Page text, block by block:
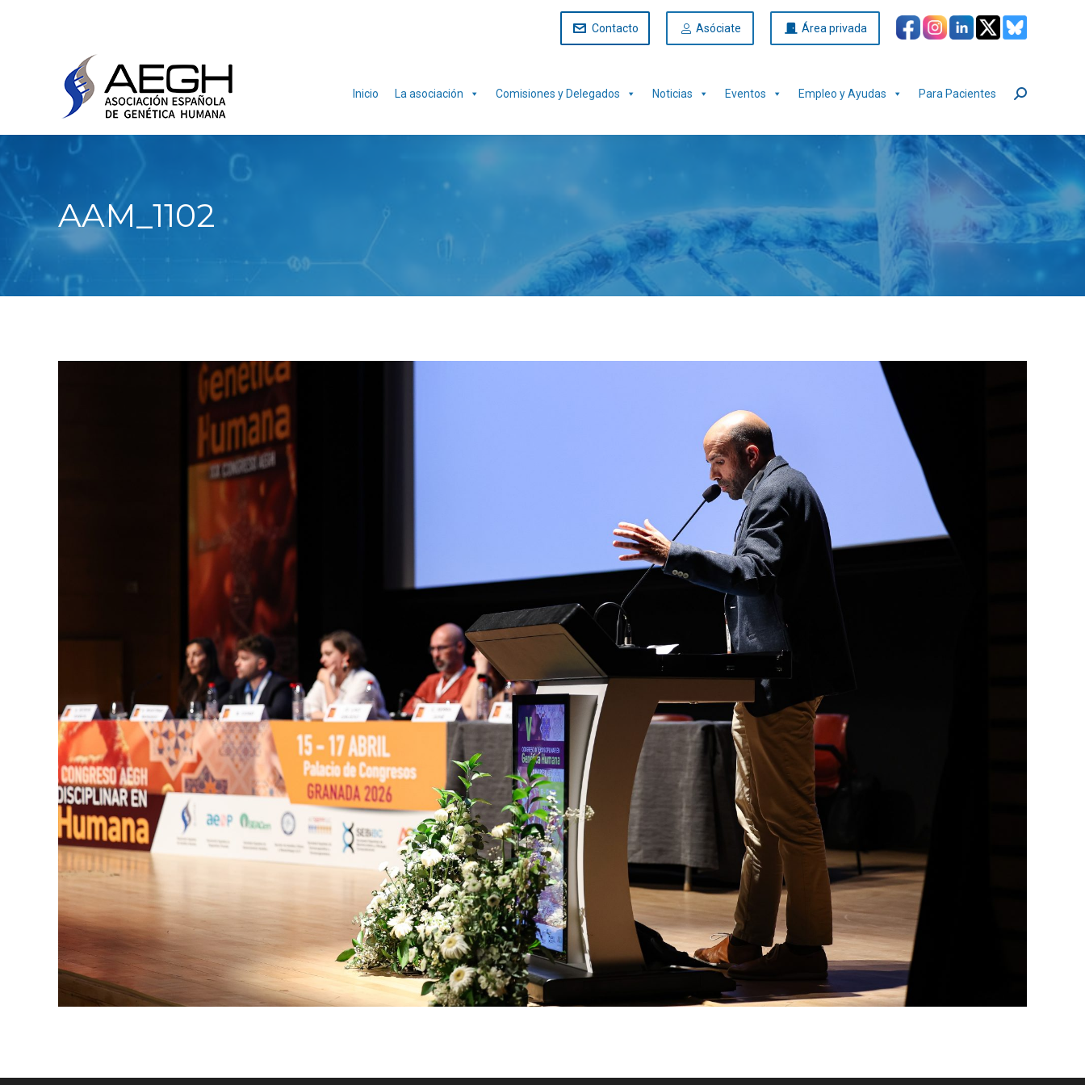
Contacto Asóciate Área privada
Inicio La asociación Comisiones y Delegados Noticias Eventos Empleo y Ayudas Para Pacientes Buscar:
AAM_1102